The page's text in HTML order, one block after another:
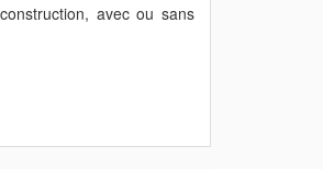
avec ou sans